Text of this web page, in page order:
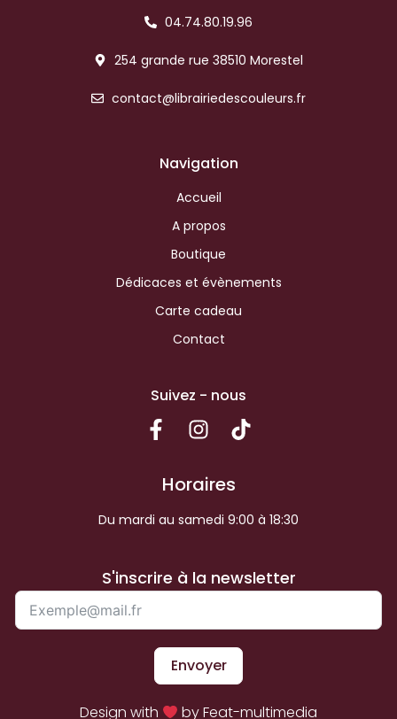
04.74.80.19.96
254 grande rue 38510 Morestel
contact@librairiedescouleurs.fr
Navigation
Accueil
A propos
Boutique
Dédicaces et évènements
Carte cadeau
Contact
Suivez - nous
Horaires
Du mardi au samedi 9:00 à 18:30
S'inscrire à la newsletter
Envoyer
Design with by Feat-multimedia